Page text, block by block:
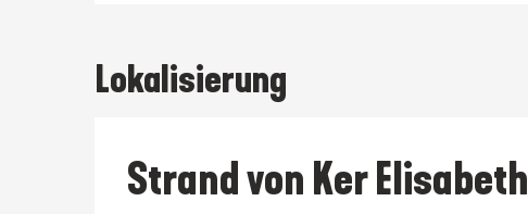
Lokalisierung
Strand von Ker Elisabeth